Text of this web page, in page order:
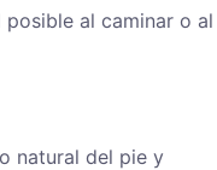
al caminar o al
natural del pie y